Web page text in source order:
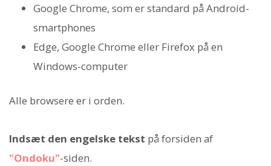
Google Chrome, som er standard på Android-
smartphones
Edge, Google Chrome eller Firefox på en
Windows-computer
Alle browsere er i orden.
Indsæt den engelske tekst på forsiden af
"Ondoku"-siden.